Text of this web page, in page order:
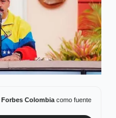
Forbes Colombiacomo fuente